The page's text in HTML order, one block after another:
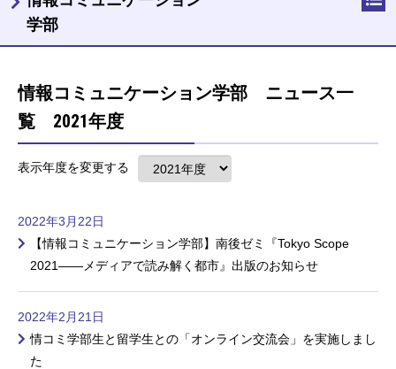
情報コミュニケーション学部 ニュース一
覧 2021年度
表示年度を変更する
2022年3月22日
【情報コミュニケーション学部】南後ゼミ『Tokyo Scope
2021——メディアで読み解く都市』出版のお知らせ
2022年2月21日
情コミ学部生と留学生との「オンライン交流会」を実施しまし
た
学部